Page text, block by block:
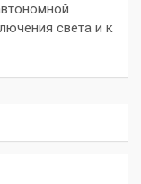
света и к